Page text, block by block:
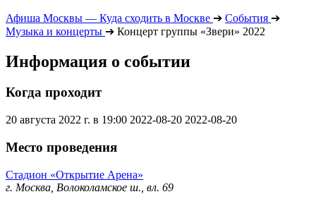
Афиша Москвы — Куда сходить в Москве ➔ События ➔
Музыка и концерты ➔ Концерт группы «Звери» 2022
Информация о событии
Когда проходит
20 августа 2022 г. в 19:00 2022-08-20 2022-08-20
Место проведения
Стадион «Открытие Арена»
г. Москва, Волоколамское ш., вл. 69